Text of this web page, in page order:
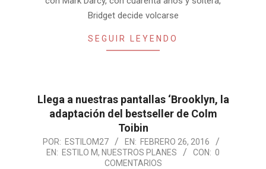
Bridget decide volcarse
SEGUIR LEYENDO
Llega a nuestras pantallas ‘Brooklyn, la
adaptación del bestseller de Colm
Toibin
2016-
02-
POR: ESTILOM27 EN: FEBRERO 26, 2016
EN: ESTILO M, NUESTROS PLANES CON: 0
COMENTARIOS